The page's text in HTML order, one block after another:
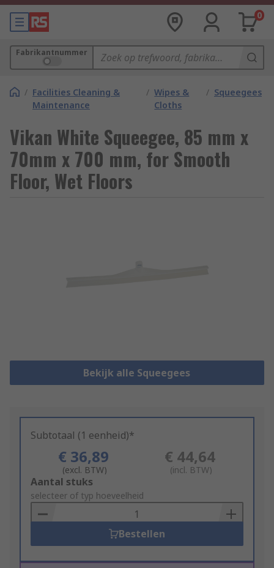
0
Fabrikantnummer
/ Facilities Cleaning &
Maintenance
/ Wipes &
Cloths
/ Squeegees
Vikan White Squeegee, 85 mm x
70mm x 700 mm, for Smooth
Floor, Wet Floors
Bekijk alle Squeegees
Subtotaal (1 eenheid)*
€ 36,89
(excl. BTW)
€ 44,64
(incl. BTW)
Add
to
Basket
Aantal stuks
selecteer of typ hoeveelheid
Bestellen